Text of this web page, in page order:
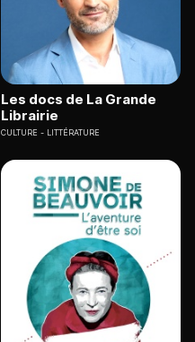
Les docs de La Grande
Librairie
CULTURE LITTÉRATURE